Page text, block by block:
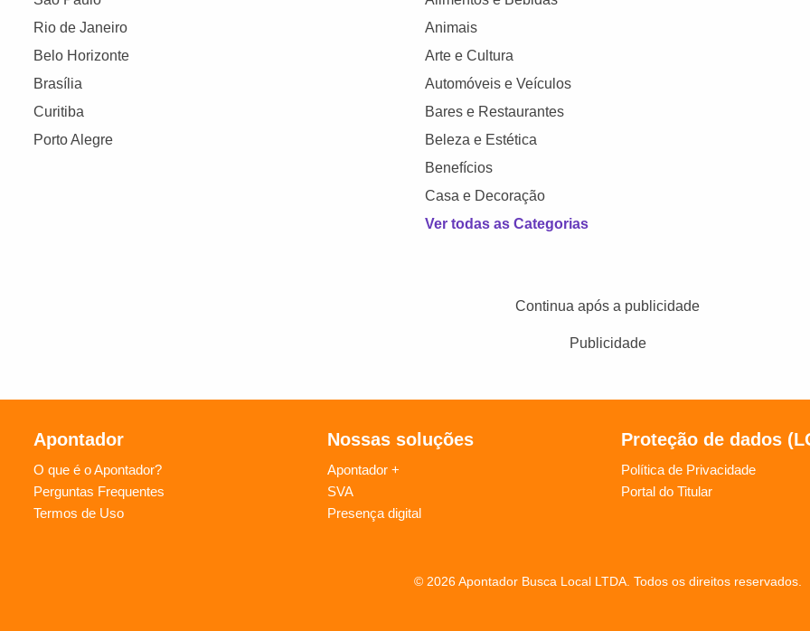
Rio de Janeiro
Belo Horizonte
Brasília
Curitiba
Porto Alegre
Animais
Arte e Cultura
Automóveis e Veículos
Bares e Restaurantes
Beleza e Estética
Benefícios
Casa e Decoração
Ver todas as Categorias
Continua após a publicidade
Publicidade
Apontador
O que é o Apontador?
Perguntas Frequentes
Termos de Uso
Nossas soluções
Apontador +
SVA
Presença digital
Proteção de dados
Política de Privacidade
Portal do Titular
© 2026 Apontador Busca Local LTDA. Todos os direitos reservados.